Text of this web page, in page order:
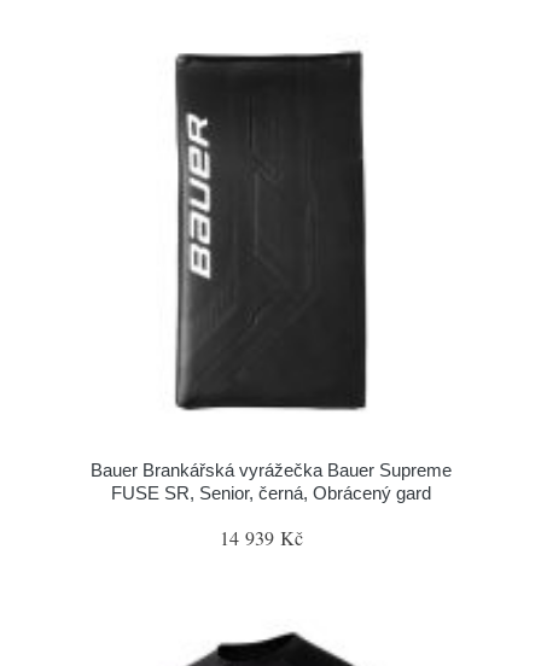
Bauer Brankářská vyrážečka Bauer Supreme
FUSE SR, Senior, černá, Obrácený gard
14 939 Kč